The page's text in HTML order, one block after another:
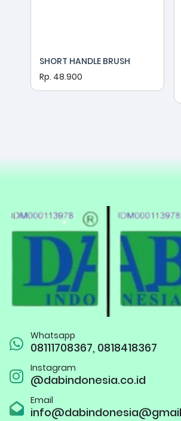
SHORT HANDLE BRUSH
Rp. 48.900
Whatsapp
08111708367, 0818418367
Instagram
@dabindonesia.co.id
Email